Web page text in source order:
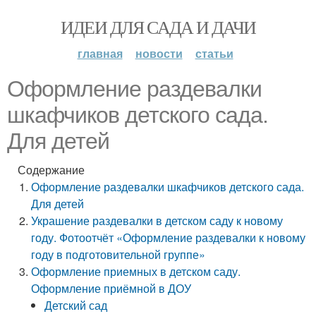
ИДЕИ ДЛЯ САДА И ДАЧИ
главная новости статьи
Оформление раздевалки
шкафчиков детского сада.
Для детей
Содержание
Оформление раздевалки шкафчиков детского сада.
Для детей
Украшение раздевалки в детском саду к новому
году. Фотоотчёт «Оформление раздевалки к новому
году в подготовительной группе»
Оформление приемных в детском саду.
Оформление приёмной в ДОУ
Детский сад